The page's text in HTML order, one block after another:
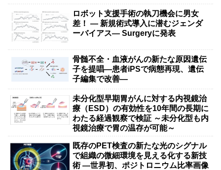
ロボット支援手術の執刀機会に男女
差！ — 新規術式導入に潜むジェンダ
ーバイアス— Surgeryに発表
骨髄不全・血液がんの新たな原因遺伝
子を提唱―患者iPSで病態再現、遺伝
子編集で改善―
未分化型早期胃がんに対する内視鏡治
療（ESD）の有効性を10年間の長期に
わたる経過観察で検証 ～未分化型も内
視鏡治療で胃の温存が可能～
既存のPET検査の新たな光のシグナル
で組織の微細環境を見える化する新技
術 ―世界初、ポジトロニウム比率画像